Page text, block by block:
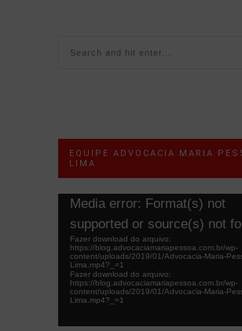
EQUIPE ADVOCACIA MARIA
LIMA
Tocador
vídeo
Media error: Format(s) not
supported or source(s) not
Fazer download do arquivo:
https://blog.advocaciamariapessoa.com.br/wp-
content/uploads/2019/01/Advocacia-Maria-
Lima.mp4?_=1
Fazer download do arquivo:
https://blog.advocaciamariapessoa.com.br/wp-
content/uploads/2019/01/Advocacia-Maria-
Lima.mp4?_=1